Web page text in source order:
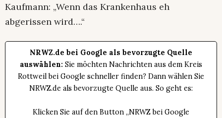
Kaufmann: „Wenn das Krankenhaus eh
abgerissen wird….“
NRWZ.de bei Google als bevorzugte Quelle
auswählen: Sie möchten Nachrichten aus dem Kreis
Rottweil bei Google schneller finden? Dann wählen Sie
NRWZ.de als bevorzugte Quelle aus. So geht es:
Klicken Sie auf den Button „NRWZ bei Google